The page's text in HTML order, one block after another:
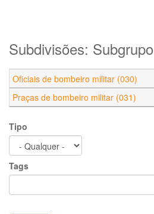
Subdivisões: Subgrupo
Oficiais de bombeiro militar (030)
Praças de bombeiro militar (031)
Tipo
Tags